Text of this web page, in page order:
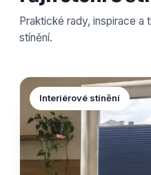
Praktické rady, inspirace
stínění.
Interiérové stínění